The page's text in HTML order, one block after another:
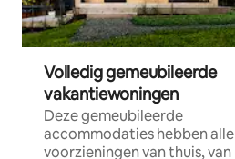
Volledig gemeubileerde
vakantiewoningen
Deze gemeubileerde
accommodaties hebben alle
voorzieningen van thuis, van